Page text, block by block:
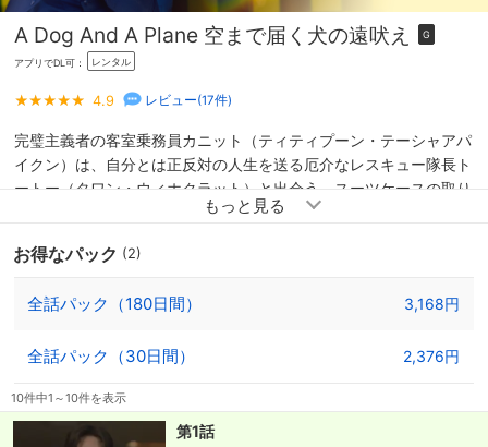
A Dog And A Plane 空まで届く犬の遠吠え G
アプリでDL可： レンタル
4.9 レビュー(17件)
完璧主義者の客室乗務員カニット（ティティプーン・テーシャアパ
イクン）は、自分とは正反対の人生を送る厄介なレスキュー隊長ト
ートー（タワン・ウィホクラット）と出会う。スーツケースの取り
違えをきっかけに、２人の運命は何度も交錯することに。やがて事
ロット・ライオンの浮気調査をトートーに依頼する。この調査を巡
を救うことへと変化を遂げていく…！
お得なパック (2)
全話パック（180日間） 3,168円
全話パック（30日間） 2,376円
10件中1～10件を表示
第1話